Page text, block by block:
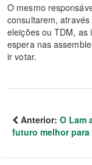
O mesmo
consultarem,
eleições ou TDM, as
espera nas
ir votar.
Anterior: O Lam
futuro melhor para